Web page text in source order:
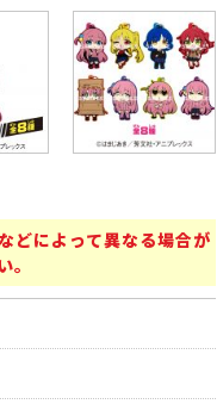
どによって異なる場合が